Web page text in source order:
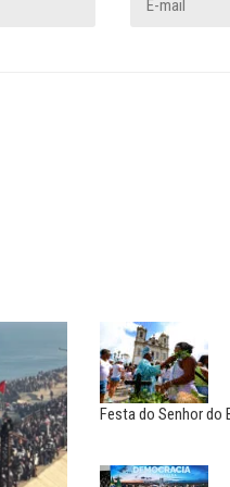
Festa do Senhor do
Agosto Lilás: todos e todas no
combate à...
SERGIO LUIZ LEITE (SERGINHO)
Saúde mental:
responsabilidade de todos